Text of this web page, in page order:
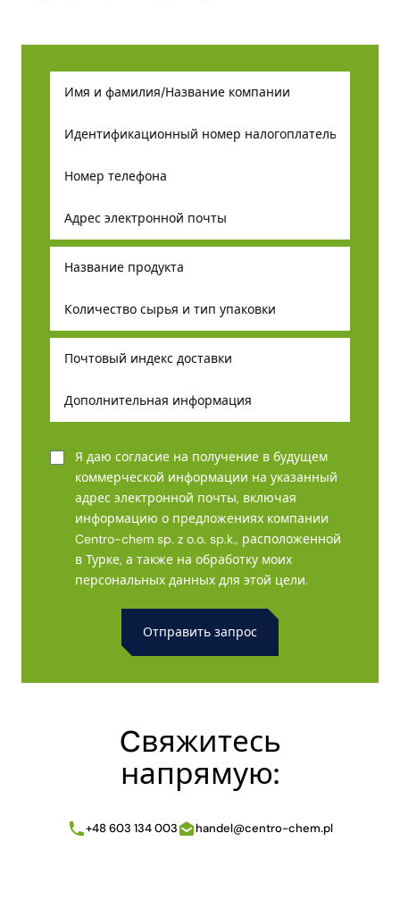
Я даю согласие на получение в будущем
коммерческой информации на указанный
адрес электронной почты, включая
информацию о предложениях компании
Centro-chem sp. z o.o. sp.k., расположенной
в Турке, а также на обработку моих
персональных данных для этой цели.
Cвяжитесь
напрямую:
+48 603 134 003 handel@centro-chem.pl